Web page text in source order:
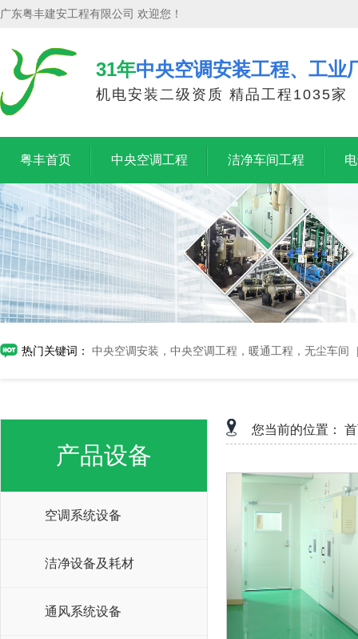
广东粤丰建安工程有限公司 欢迎您！
31年中央空调安装工程、工业
机电安装二级资质 精品工程1035家
粤丰首页 中央空调工程 洁净车间工程
热门关键词： 中央空调安装，中央空调工程，暖通工程，无尘车间
产品设备
空调系统设备
洁净设备及耗材
通风系统设备
您当前的位置：